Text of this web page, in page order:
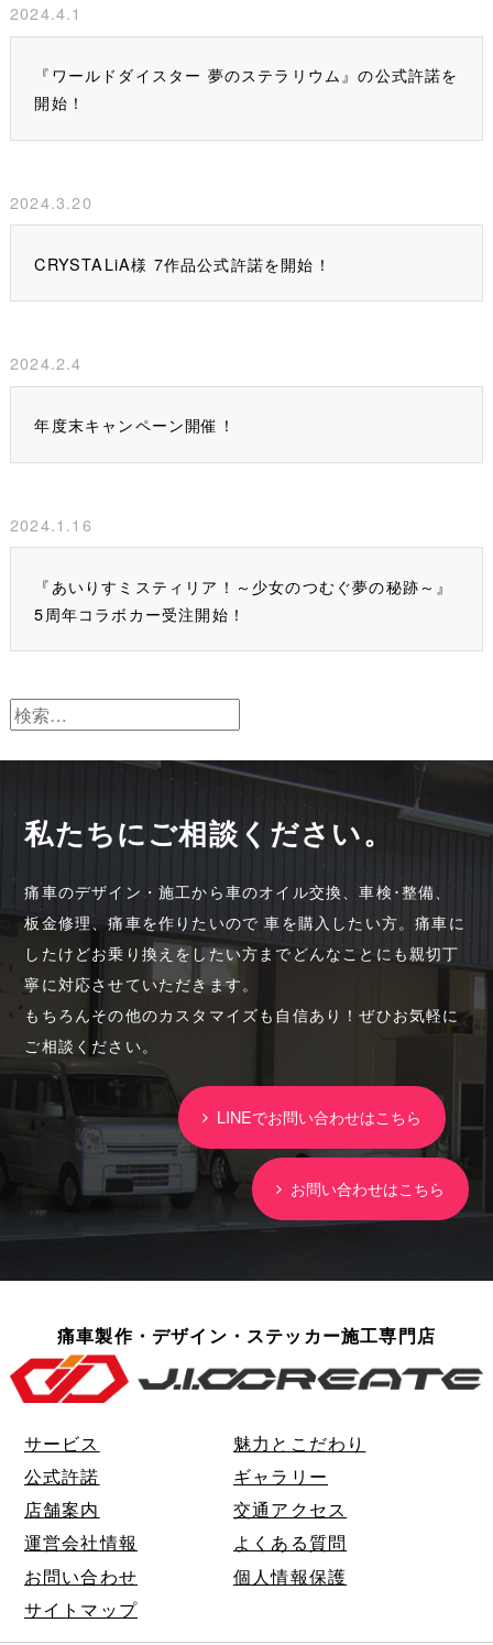
2024.4.1
『ワールドダイスター 夢のステラリウム』の公式許諾を
開始！
2024.3.20
CRYSTALiA様 7作品公式許諾を開始！
2024.2.4
年度末キャンペーン開催！
2024.1.16
『あいりすミスティリア！～少女のつむぐ夢の秘跡～』
5周年コラボカー受注開始！
検
私たちにご相談ください。
痛車のデザイン・施工から車のオイル交換、車検･整備、
板金修理、痛車を作りたいので 車を購入したい方。痛車に
したけどお乗り換えをしたい方までどんなことにも親切丁
寧に対応させていただきます。
もちろんその他のカスタマイズも自信あり！ぜひお気軽に
ご相談ください。
LINEでお問い合わせはこちら
お問い合わせはこちら
痛車製作・デザイン・ステッカー施工専門店
サービス
魅力とこだわり
公式許諾
ギャラリー
店舗案内
交通アクセス
運営会社情報
よくある質問
お問い合わせ
個人情報保護
サイトマップ